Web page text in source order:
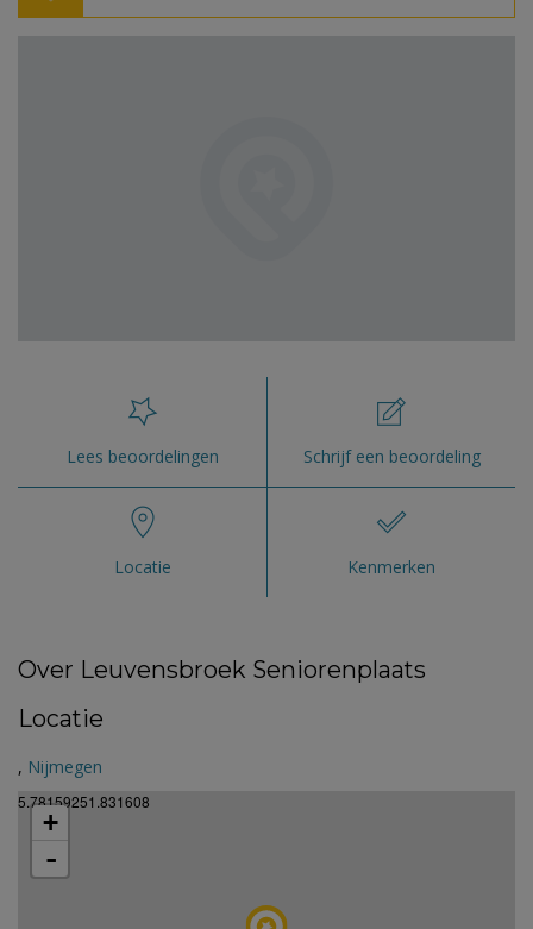
Lees beoordelingen Schrijf een beoordeling
Locatie Kenmerken
Over Leuvensbroek Seniorenplaats
Locatie
, Nijmegen
5.78159251.831608
+
-